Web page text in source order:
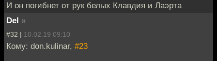
И он погибнет от рук белых Клавдия и Лаэрта
Del »
#32 | 10.02.19 09:10
Кому: don.kulinar, #23